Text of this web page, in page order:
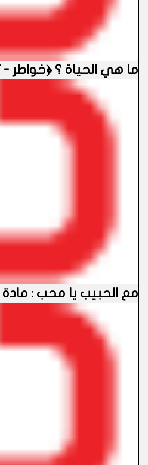
ما هي الحياة ؟ ﴿خواطر -
مع الحبيب يا محب : مادة